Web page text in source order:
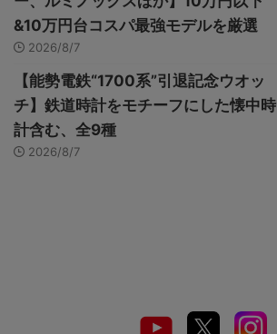
&10万円台コスパ最強モデルを厳選
2026/8/7
【能勢電鉄“1700系”引退記念ウオッ
チ】鉄道時計をモチーフにした懐中時
計含む、全9種
2026/8/7